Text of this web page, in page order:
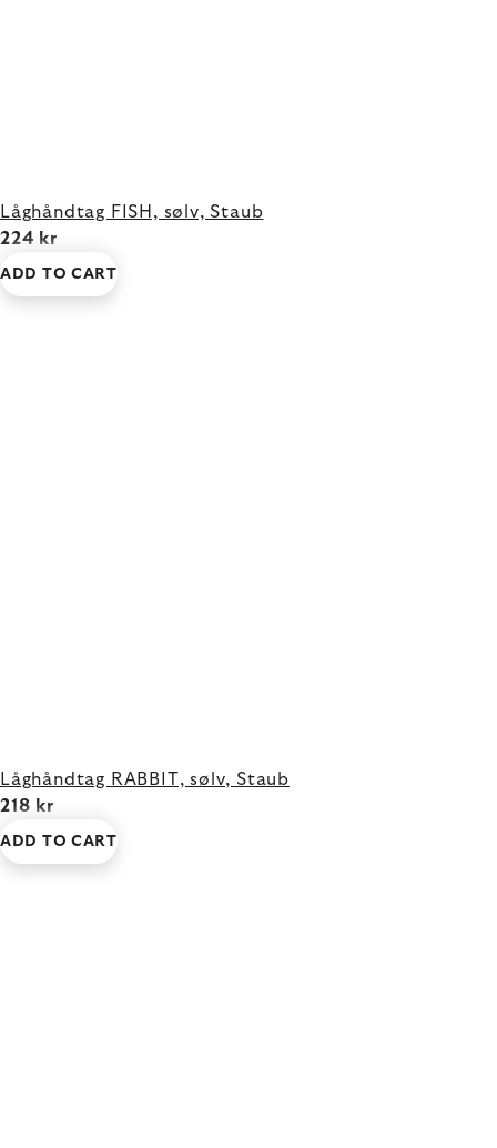
Låghåndtag FISH, sølv, Staub
224 kr
ADD TO CART
Låghåndtag RABBIT, sølv, Staub
218 kr
ADD TO CART